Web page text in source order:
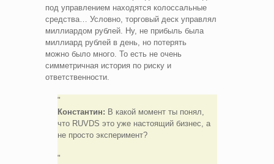
под управлением находятся колоссальные
средства… Условно, торговый деск управлял
миллиардом рублей. Ну, не прибыль была
миллиард рублей в день, но потерять
можно было много. То есть не очень
симметричная история по риску и
ответственности.
Константин: В какой момент ты понял,
что RUVDS это уже настоящий бизнес, а
не просто эксперимент?